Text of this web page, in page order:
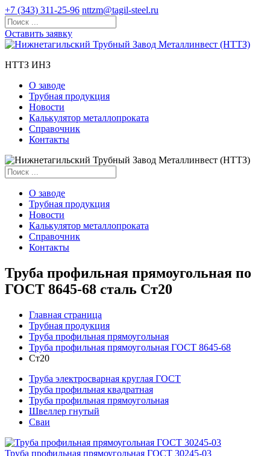
+7 (343) 311-25-96 nttzm@tagil-steel.ru
Оставить заявку
НТТЗ ИНЗ
О заводе
Трубная продукция
Новости
Калькулятор металлопроката
Справочник
Контакты
О заводе
Трубная продукция
Новости
Калькулятор металлопроката
Справочник
Контакты
Труба профильная прямоугольная по
ГОСТ 8645-68 сталь Ст20
Главная страница
Трубная продукция
Труба профильная прямоугольная
Труба профильная прямоугольная ГОСТ 8645-68
Ст20
Труба электросварная круглая ГОСТ
Труба профильная квадратная
Труба профильная прямоугольная
Швеллер гнутый
Сваи
Труба профильная прямоугольная ГОСТ 30245-03